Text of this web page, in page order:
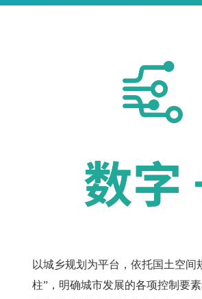
以城乡规划为平台，依托国土空间
柱”，明确城市发展的各项控制要素